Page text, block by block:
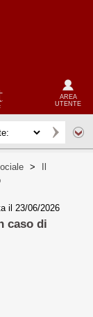
AREA
UTENTE
>
il 23/06/2026
caso di